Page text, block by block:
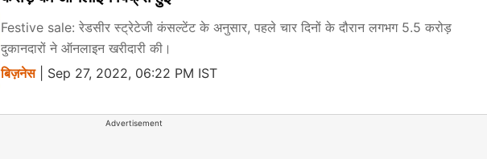
Festive sale: रेडसीर स्ट्रेटेजी कंसल्टेंट के अनुसार, पहले चार दिनों के दौरान लगभग 5.5 करोड़
दुकानदारों ने ऑनलाइन खरीदारी की।
बिज़नेस| Sep 27, 2022, 06:22 PM IST
Advertisement